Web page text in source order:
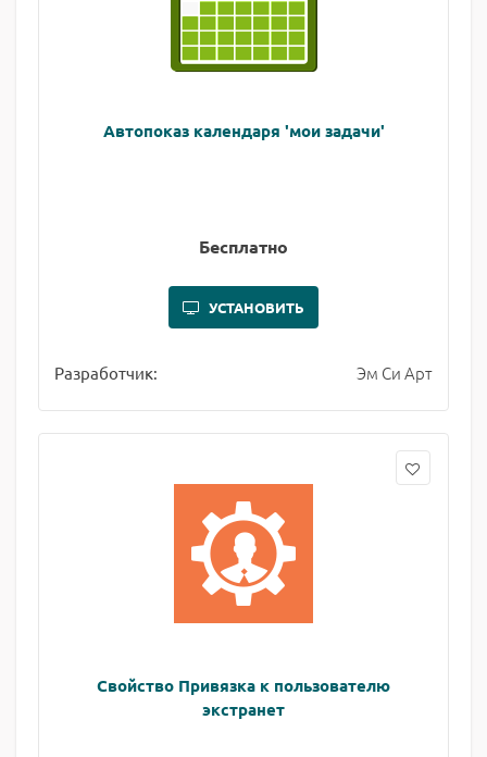
Автопоказ календаря 'мои задачи'
Бесплатно
УСТАНОВИТЬ
Разработчик: Эм Си Арт
Свойство Привязка к пользователю
экстранет